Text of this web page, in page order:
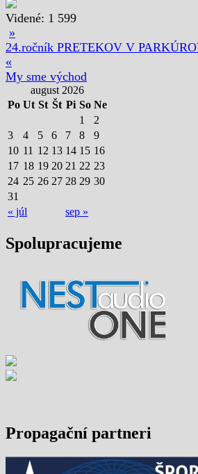
Videné: 1 599
»
24.ročník PRETEKOV V
«
My sme východ
august 2026
Po Ut St Št Pi So Ne
« júl sep »
1
2
3
4 5 6 7 8
9
10 11 12 13 14 15 16
17 18 19 20 21 22 23
24 25 26 27 28 29 30
31
Spolupracujeme
Propagační partneri